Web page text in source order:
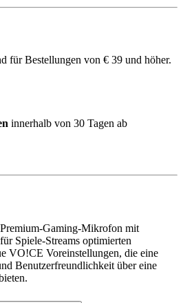
für Bestellungen von € 39 und höher.
innerhalb von 30 Tagen ab
Gaming-Mikrofon mit
Spiele-Streams optimierten
VO!CE Voreinstellungen, die eine
Benutzerfreundlichkeit über eine